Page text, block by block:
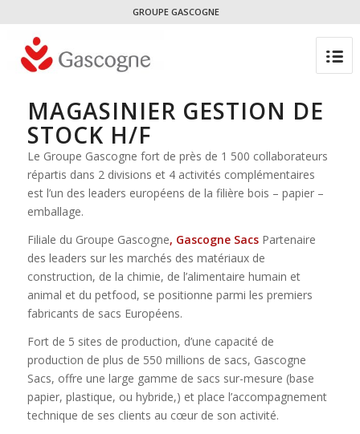
GROUPE GASCOGNE
MAGASINIER GESTION DE
STOCK H/F
Le Groupe Gascogne fort de près de 1 500 collaborateurs
répartis dans 2 divisions et 4 activités complémentaires
est l’un des leaders européens de la filière bois – papier –
emballage.
Filiale du Groupe Gascogne, Gascogne SacsPartenaire
des leaders sur les marchés des matériaux de
construction, de la chimie, de l’alimentaire humain et
animal et du petfood, se positionne parmi les premiers
fabricants de sacs Européens.
Fort de 5 sites de production, d’une capacité de
production de plus de 550 millions de sacs, Gascogne
Sacs, offre une large gamme de sacs sur-mesure (base
papier, plastique, ou hybride,) et place l’accompagnement
technique de ses clients au cœur de son activité.